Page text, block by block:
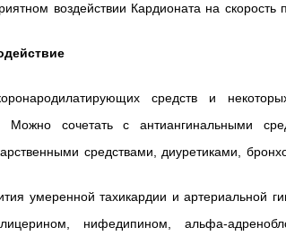
воздействии Кардионата на скорость
средств и
Можно сочетать с антиангинальными
средствами, диуретиками,
умеренной тахикардии и артериальной
нифедипином, альфа-